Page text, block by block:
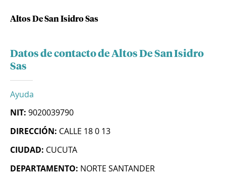
Altos De San Isidro Sas
Datos de contacto de Altos De San Isidro
Sas
Ayuda
NIT: 9020039790
DIRECCIÓN: CALLE 18 0 13
CIUDAD: CUCUTA
DEPARTAMENTO: NORTE SANTANDER